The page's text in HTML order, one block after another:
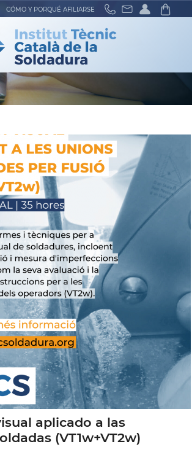
CÓMO Y PORQUÉ AFILIARSE
aplicado a las
(VT1w+VT2w)